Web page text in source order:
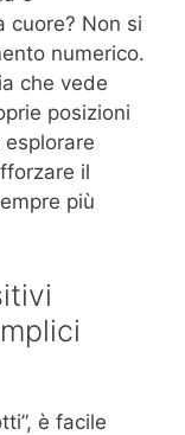
cuore? Non si
numerico.
che vede
posizioni
il
più
è facile